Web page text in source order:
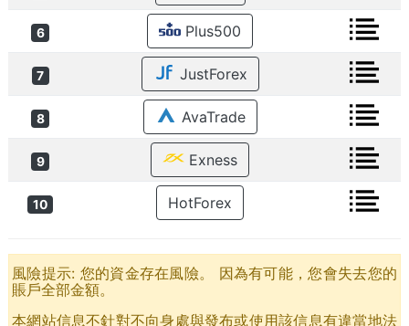
6 Plus500
7 JustForex
8 AvaTrade
9 Exness
10 HotForex
風險提示: 您的資金存在風險。 因為有可能，您會失去您的
賬戶全部金額。
本網站信息不針對不向身處與發布或使用該信息有違當​​地法